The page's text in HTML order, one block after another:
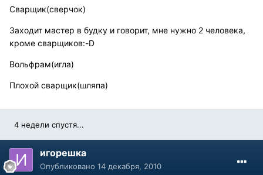
Сварщик(сверчок)
Заходит мастер в будку и говорит, мне нужно 2 человека,
кроме сварщиков:-D
Вольфрам(игла)
Плохой сварщик(шляпа)
4 недели спустя...
игорешка
Опубликовано 14 декабря, 2010